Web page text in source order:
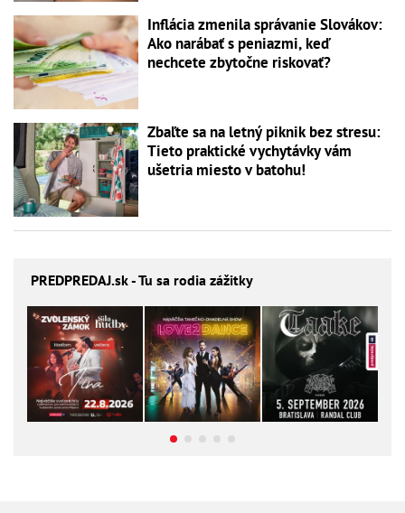
Inflácia zmenila správanie Slovákov:
Ako narábať s peniazmi, keď
nechcete zbytočne riskovať?
Zbaľte sa na letný piknik bez stresu:
Tieto praktické vychytávky vám
ušetria miesto v batohu!
PREDPREDAJ.sk - Tu sa rodia zážitky